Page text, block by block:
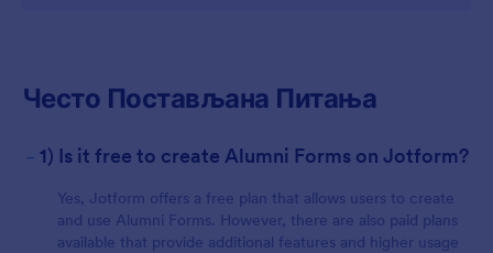
Често Постављана Питања
- 1) Is it free to create Alumni Forms on Jotform?
Yes, Jotform offers a free plan that allows users to create
and use Alumni Forms. However, there are also paid plans
available that provide additional features and higher usage